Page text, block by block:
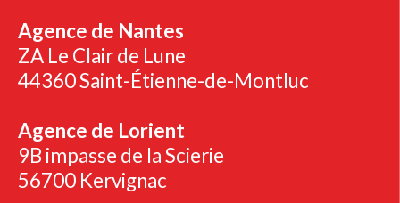
Agence de Nantes
ZA Le Clair de Lune
44360 Saint-Étienne-de-Montluc
Agence de Lorient
9B impasse de la Scierie
56700 Kervignac